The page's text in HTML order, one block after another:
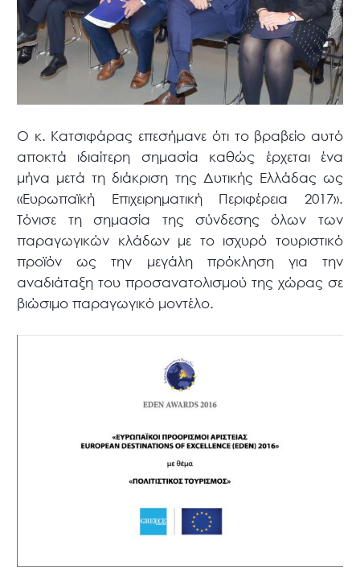
Ο κ. Κατσιφάρας επεσήμανε ότι το βραβείο αυτό
αποκτά ιδιαίτερη σημασία καθώς έρχεται ένα
μήνα μετά τη διάκριση της Δυτικής Ελλάδας ως
«Ευρωπαϊκή Επιχειρηματική Περιφέρεια 2017».
Τόνισε τη σημασία της σύνδεσης όλων των
παραγωγικών κλάδων με το ισχυρό τουριστικό
προϊόν ως την μεγάλη πρόκληση για την
αναδιάταξη του προσανατολισμού της χώρας σε
βιώσιμο παραγωγικό μοντέλο.